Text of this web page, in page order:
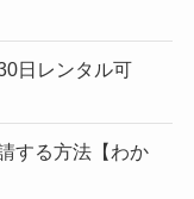
日レンタル可
する方法【わか